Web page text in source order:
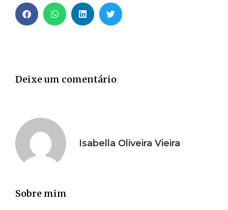
Deixe um comentário
Isabella Oliveira Vieira
Sobre mim